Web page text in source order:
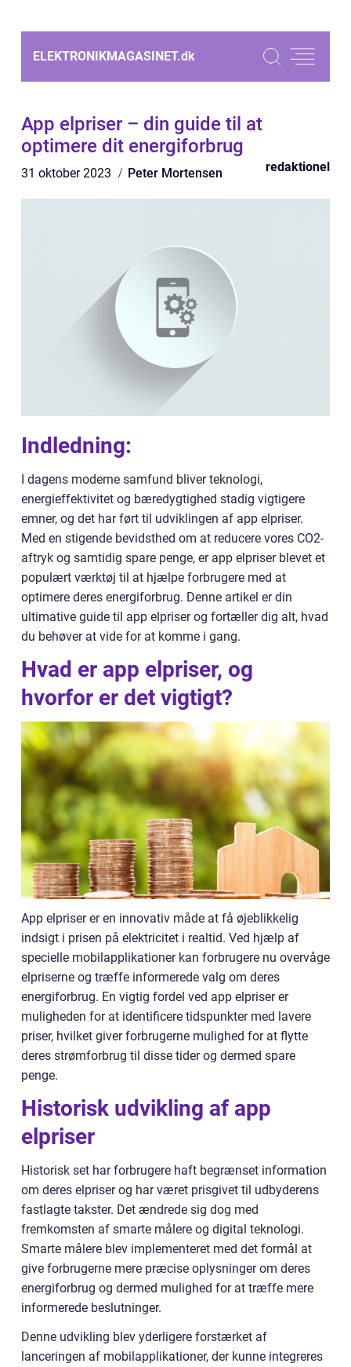
ELEKTRONIKMAGASINET.dk
App elpriser – din guide til at
optimere dit energiforbrug
31 oktober 2023 Peter Mortensen redaktionel
Indledning:
I dagens moderne samfund bliver teknologi,
energieffektivitet og bæredygtighed stadig vigtigere
emner, og det har ført til udviklingen af app elpriser.
Med en stigende bevidsthed om at reducere vores CO2-
aftryk og samtidig spare penge, er app elpriser blevet et
populært værktøj til at hjælpe forbrugere med at
optimere deres energiforbrug. Denne artikel er din
ultimative guide til app elpriser og fortæller dig alt, hvad
du behøver at vide for at komme i gang.
Hvad er app elpriser, og
hvorfor er det vigtigt?
App elpriser er en innovativ måde at få øjeblikkelig
indsigt i prisen på elektricitet i realtid. Ved hjælp af
specielle mobilapplikationer kan forbrugere nu overvåge
elpriserne og træffe informerede valg om deres
energiforbrug. En vigtig fordel ved app elpriser er
muligheden for at identificere tidspunkter med lavere
priser, hvilket giver forbrugerne mulighed for at flytte
deres strømforbrug til disse tider og dermed spare
penge.
Historisk udvikling af app
elpriser
Historisk set har forbrugere haft begrænset information
om deres elpriser og har været prisgivet til udbyderens
fastlagte takster. Det ændrede sig dog med
fremkomsten af smarte målere og digital teknologi.
Smarte målere blev implementeret med det formål at
give forbrugerne mere præcise oplysninger om deres
energiforbrug og dermed mulighed for at træffe mere
informerede beslutninger.
Denne udvikling blev yderligere forstærket af
lanceringen af mobilapplikationer, der kunne integreres